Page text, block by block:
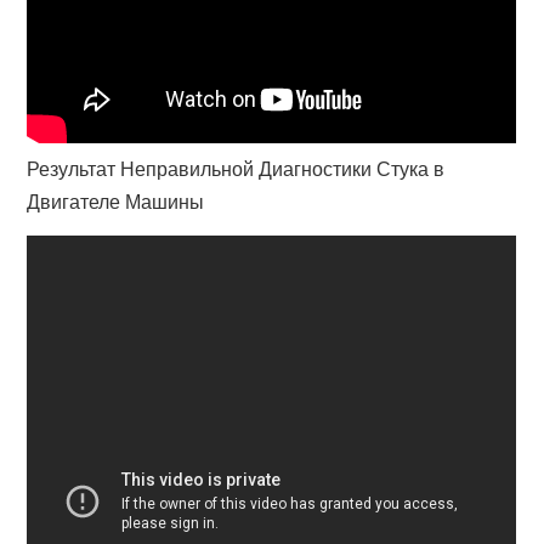
Результат Неправильной Диагностики Стука в
Двигателе Машины